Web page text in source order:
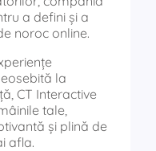
a defini și a
noroc online.
la
CT Interactive
tale,
și plină de
afla.